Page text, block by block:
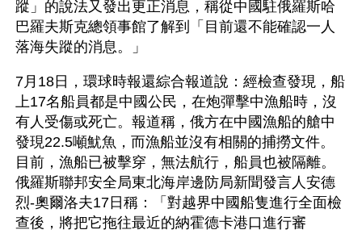
蹤」的說法又發出更正消息，稱從中國駐俄羅斯哈
巴羅夫斯克總領事館了解到「目前還不能確認一人
落海失蹤的消息。」
7月18日，環球時報還綜合報道說：經檢查發現，船
上17名船員都是中國公民，在炮彈擊中漁船時，沒
有人受傷或死亡。報道稱，俄方在中國漁船的艙中
發現22.5噸魷魚，而漁船並沒有相關的捕撈文件。
目前，漁船已被擊穿，無法航行，船員也被隔離。
俄羅斯聯邦安全局東北海岸邊防局新聞發言人安德
烈-奧爾洛夫17日稱：「對越界中國船隻進行全面檢
查後，將把它拖往最近的納霍德卡港口進行審